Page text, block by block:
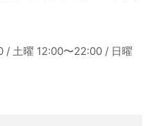
/ 土曜 12:00〜22:00 / 日曜